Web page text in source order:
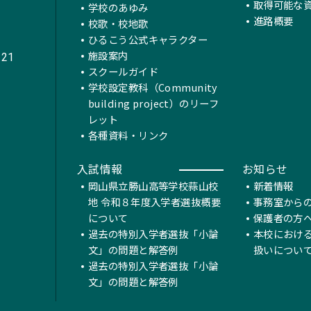
学校のあゆみ
校歌・校地歌
ひるこう公式キャラクター
施設案内
スクールガイド
学校設定教科（Community
building project）のリーフ
レット
各種資料・リンク
取得可能な
進路概要
入試情報
岡山県立勝山高等学校蒜山校
地 令和８年度入学者選抜概要
について
過去の特別入学者選抜「小論
文」の問題と解答例
過去の特別入学者選抜「小論
文」の問題と解答例
お知らせ
新着情報
事務室から
保護者の方
本校におけ
扱いについ